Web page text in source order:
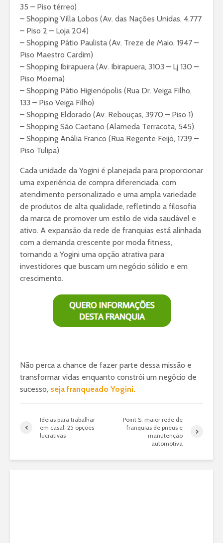
35 – Piso térreo)
– Shopping Villa Lobos (Av. das Nações Unidas, 4.777
– Piso 2 – Loja 204)
– Shopping Pátio Paulista (Av. Treze de Maio, 1947 –
Piso Maestro Cardim)
– Shopping Ibirapuera (Av. Ibirapuera, 3103 – Lj 130 –
Piso Moema)
– Shopping Pátio Higienópolis (Rua Dr. Veiga Filho,
133 – Piso Veiga Filho)
– Shopping Eldorado (Av. Rebouças, 3970 – Piso 1)
– Shopping São Caetano (Alameda Terracota, 545)
– Shopping Anália Franco (Rua Regente Feijó, 1739 –
Piso Tulipa)
Cada unidade da Yogini é planejada para proporcionar
uma experiência de compra diferenciada, com
atendimento personalizado e uma ampla variedade
de produtos de alta qualidade, refletindo a filosofia
da marca de promover um estilo de vida saudável e
ativo. A expansão da rede de franquias está alinhada
com a demanda crescente por moda fitness,
tornando a Yogini uma opção atrativa para
investidores que buscam um negócio sólido e em
crescimento.
Não perca a chance de fazer parte dessa missão e
transformar vidas enquanto constrói um negócio de
sucesso, seja franqueado Yogini.
Ideias para trabalhar
em casal: 25 opções
lucrativas
Point S: maior rede de
franquias de pneus e
manutenção
automotiva